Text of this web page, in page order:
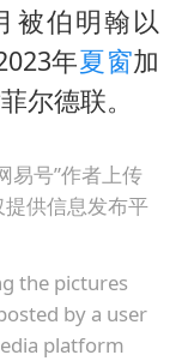
被伯明翰以
年夏窗加
尔德联。
易号”作者上传
供信息发布平
the pictures
by a user
platform